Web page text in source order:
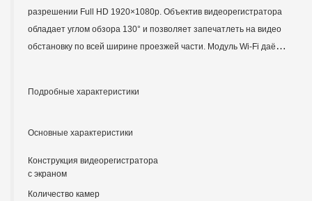
разрешении Full HD 1920×1080p. Объектив видеорегистратора
обладает углом обзора 130° и позволяет запечатлеть на видео
обстановку по всей ширине проезжей части. Модуль Wi-Fi даёт
70Mai для Android и iOS.
Подробные характеристики
Основные характеристики
Конструкция видеорегистратора
с экраном
Количество камер